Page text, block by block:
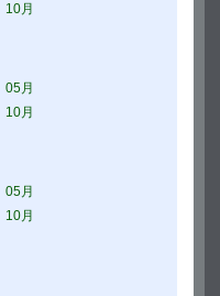
10月
05月
10月
05月
10月